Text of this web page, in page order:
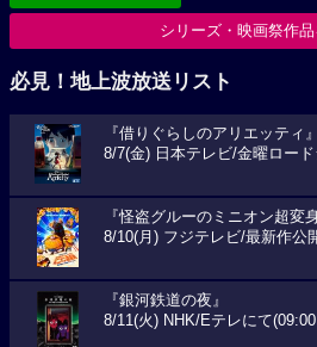
シリーズ・映画祭作
必見！地上波放送リスト
『借りぐらしのアリエッティ』
8/7(金) 日本テレビ/金曜ロー
『怪盗グルーのミニオン超変身
8/10(月) フジテレビ/最新作公
『銀河鉄道の夜』
8/11(火) NHK/Eテレにて